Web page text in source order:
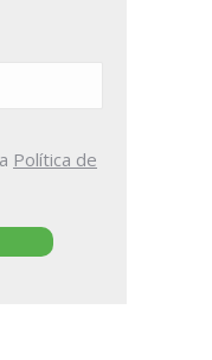
Política de